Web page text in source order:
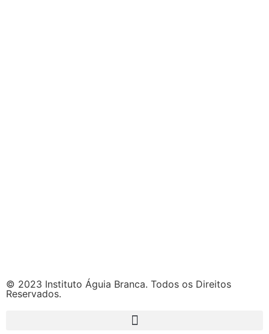
© 2023 Instituto Águia Branca. Todos os Direitos
Reservados.